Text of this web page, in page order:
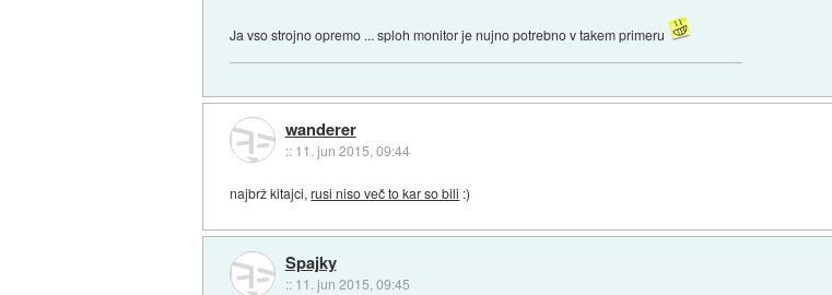
Ja vso strojno opremo ... sploh monitor je nujno potrebno v takem primeru
wanderer
:: 11. jun 2015, 09:44
najbrž kitajci,rusi niso več to kar so bili :)
Spajky
:: 11. jun 2015, 09:45